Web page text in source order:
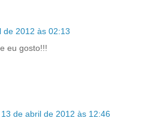
de 2012 às 02:13
eu gosto!!!
13 de abril de 2012 às 12:46